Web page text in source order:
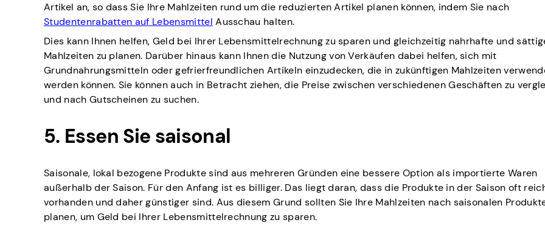
Artikel an, so dass Sie Ihre Mahlzeiten rund um die reduzierten Artikel planen können, indem Sie nach
Studentenrabatten auf Lebensmittel Ausschau halten.
Dies kann Ihnen helfen, Geld bei Ihrer Lebensmittelrechnung zu sparen und gleichzeitig nahrhafte und
Mahlzeiten zu planen. Darüber hinaus kann Ihnen die Nutzung von Verkäufen dabei helfen, sich mit
Grundnahrungsmitteln oder gefrierfreundlichen Artikeln einzudecken, die in zukünftigen Mahlzeiten
werden können. Sie können auch in Betracht ziehen, die Preise zwischen verschiedenen Geschäften zu
und nach Gutscheinen zu suchen.
5. Essen Sie saisonal
Saisonale, lokal bezogene Produkte sind aus mehreren Gründen eine bessere Option als importierte Waren
außerhalb der Saison. Für den Anfang ist es billiger. Das liegt daran, dass die Produkte in der Saison oft
vorhanden und daher günstiger sind. Aus diesem Grund sollten Sie Ihre Mahlzeiten nach saisonalen
planen, um Geld bei Ihrer Lebensmittelrechnung zu sparen.